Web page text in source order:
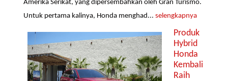
Amerika Serikat, yang dipersembahkan oleh Gran Turismo.
Untuk pertama kalinya, Honda menghad...selengkapnya
Produk
Hybrid
Honda
Kembali
Raih